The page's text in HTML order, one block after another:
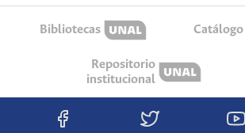
Bibliotecas Catálogo
Repositorio
institucional